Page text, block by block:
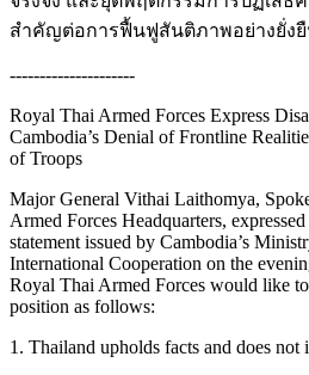
สำคัญต่อการฟื้นฟูสันติภาพอย่างยั่ง
---------------------
Royal Thai Armed Forces Express
Cambodia’s Denial of Frontline
of Troops
Major General Vithai Laithomya,
Armed Forces Headquarters,
statement issued by Cambodia’s
International Cooperation on the
Royal Thai Armed Forces would like
position as follows:
1. Thailand upholds facts and does not